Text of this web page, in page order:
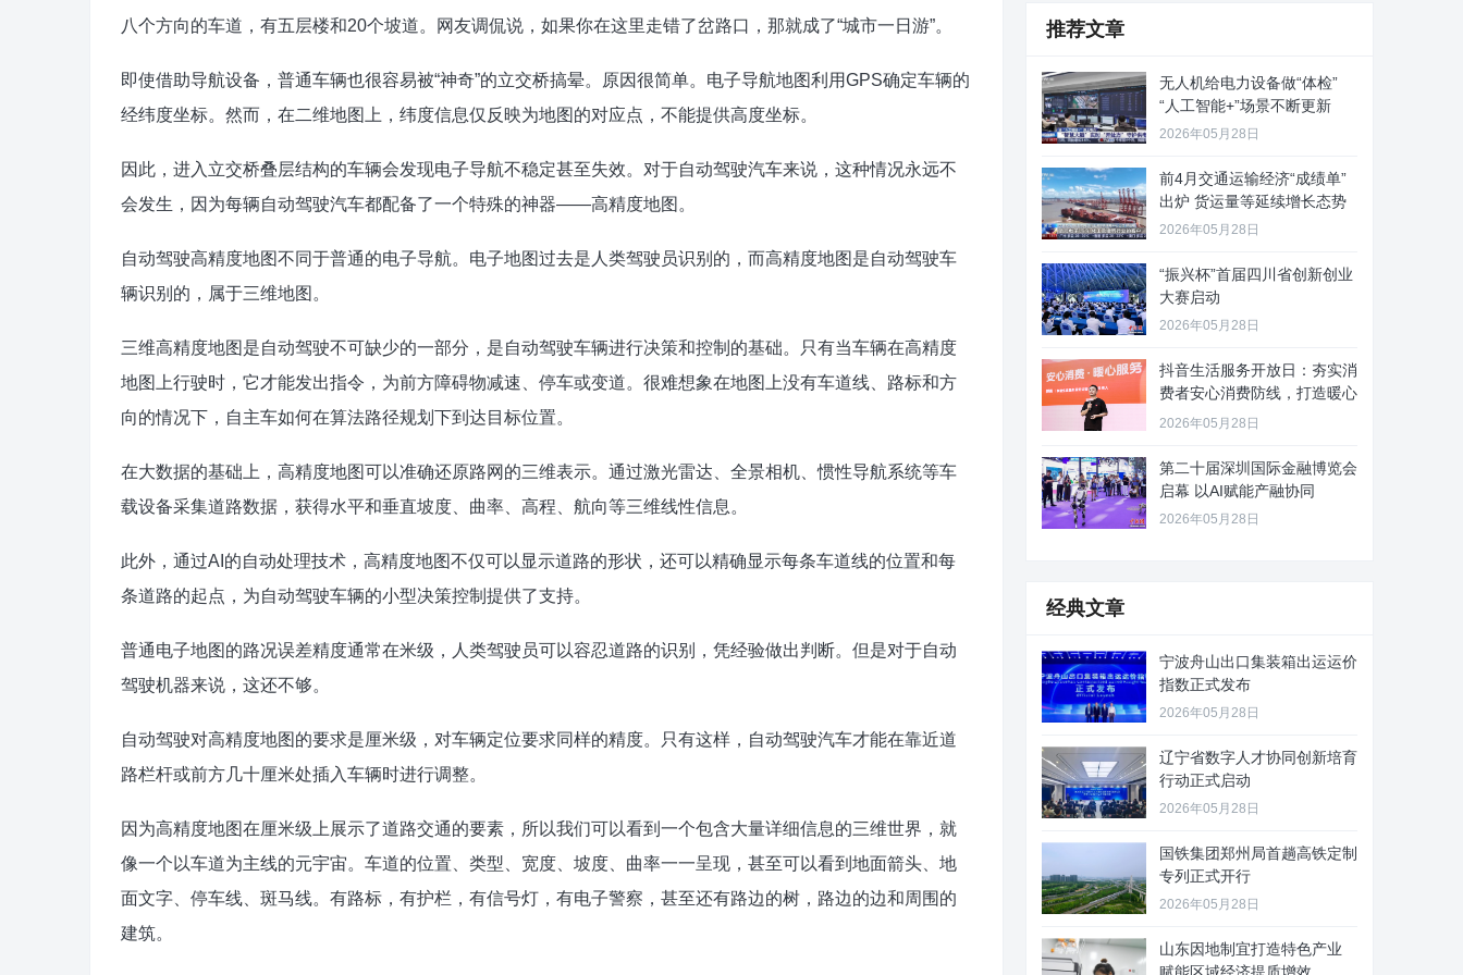
八个方向的车道，有五层楼和20个坡道。网友调侃说，如果你在这里走错了岔路口，那就成了“城市一日游”。
即使借助导航设备，普通车辆也很容易被“神奇”的立交桥搞晕。原因很简单。电子导航地图利用GPS确定车辆的
经纬度坐标。然而，在二维地图上，纬度信息仅反映为地图的对应点，不能提供高度坐标。
因此，进入立交桥叠层结构的车辆会发现电子导航不稳定甚至失效。对于自动驾驶汽车来说，这种情况永远不
会发生，因为每辆自动驾驶汽车都配备了一个特殊的神器——高精度地图。
自动驾驶高精度地图不同于普通的电子导航。电子地图过去是人类驾驶员识别的，而高精度地图是自动驾驶车
辆识别的，属于三维地图。
三维高精度地图是自动驾驶不可缺少的一部分，是自动驾驶车辆进行决策和控制的基础。只有当车辆在高精度
地图上行驶时，它才能发出指令，为前方障碍物减速、停车或变道。很难想象在地图上没有车道线、路标和方
向的情况下，自主车如何在算法路径规划下到达目标位置。
在大数据的基础上，高精度地图可以准确还原路网的三维表示。通过激光雷达、全景相机、惯性导航系统等车
载设备采集道路数据，获得水平和垂直坡度、曲率、高程、航向等三维线性信息。
此外，通过AI的自动处理技术，高精度地图不仅可以显示道路的形状，还可以精确显示每条车道线的位置和每
条道路的起点，为自动驾驶车辆的小型决策控制提供了支持。
普通电子地图的路况误差精度通常在米级，人类驾驶员可以容忍道路的识别，凭经验做出判断。但是对于自动
驾驶机器来说，这还不够。
自动驾驶对高精度地图的要求是厘米级，对车辆定位要求同样的精度。只有这样，自动驾驶汽车才能在靠近道
路栏杆或前方几十厘米处插入车辆时进行调整。
因为高精度地图在厘米级上展示了道路交通的要素，所以我们可以看到一个包含大量详细信息的三维世界，就
像一个以车道为主线的元宇宙。车道的位置、类型、宽度、坡度、曲率一一呈现，甚至可以看到地面箭头、地
面文字、停车线、斑马线。有路标，有护栏，有信号灯，有电子警察，甚至还有路边的树，路边的边和周围的
建筑。
推荐文章
无人机给电力设备做“体检”
“人工智能+”场景不断更新
2026年05月28日
前4月交通运输经济“成绩单”
出炉 货运量等延续增长态势
2026年05月28日
“振兴杯”首届四川省创新创业
大赛启动
2026年05月28日
抖音生活服务开放日：夯实消
费者安心消费防线，打造暖心
服务
2026年05月28日
第二十届深圳国际金融博览会
启幕 以AI赋能产融协同
2026年05月28日
经典文章
宁波舟山出口集装箱出运运价
指数正式发布
2026年05月28日
辽宁省数字人才协同创新培育
行动正式启动
2026年05月28日
国铁集团郑州局首趟高铁定制
专列正式开行
2026年05月28日
山东因地制宜打造特色产业